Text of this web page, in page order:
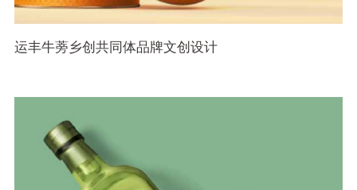
运丰牛蒡乡创共同体品牌文创设计